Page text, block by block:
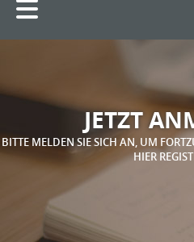
JETZT
BITTE MELDEN SIE SICH AN, UM
HIER